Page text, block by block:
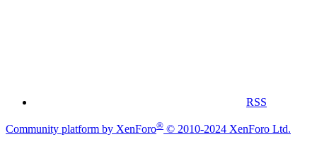
RSS
Community platform by XenForo® © 2010-2024 XenForo Ltd.